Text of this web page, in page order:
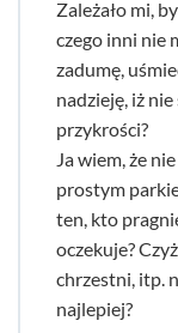
Zależało mi,
czego inni nie
zadumę,
nadzieję, iż
przykrości?
Ja wiem, że
prostym
ten, kto
oczekuje?
chrzestni, itp.
najlepiej?